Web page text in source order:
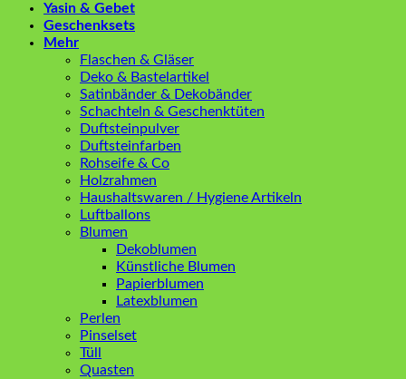
Yasin & Gebet
Geschenksets
Mehr
Flaschen & Gläser
Deko & Bastelartikel
Satinbänder & Dekobänder
Schachteln & Geschenktüten
Duftsteinpulver
Duftsteinfarben
Rohseife & Co
Holzrahmen
Haushaltswaren / Hygiene Artikeln
Luftballons
Blumen
Dekoblumen
Künstliche Blumen
Papierblumen
Latexblumen
Perlen
Pinselset
Tüll
Quasten